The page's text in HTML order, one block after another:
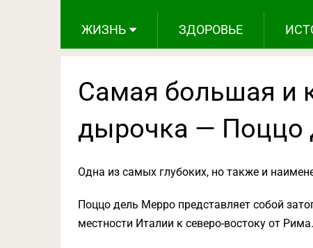
ЖИЗНЬ ЗДОРОВЬЕ
Самая большая и
дырочка — Поццо
Одна из самых глубоких, но также и
Поццо дель Мерро представляет собой
местности Италии к северо-востоку от Рима.